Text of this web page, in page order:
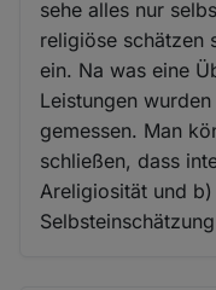
sehe alles nur
religiöse schätzen
ein. Na was eine
Leistungen
gemessen. Man
schließen, dass
Areligiosität und